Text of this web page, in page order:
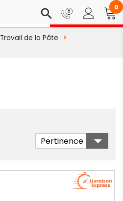
search 0
Travail de la Pâte
Pertinence
